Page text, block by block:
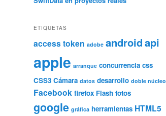
ETIQUETAS
access token adobe androidapi
apple arranque concurrencia css
CSS3 Cámara datos desarrollo doble núcleo
Facebook firefox Flash fotos
google gráfica herramientas HTML5